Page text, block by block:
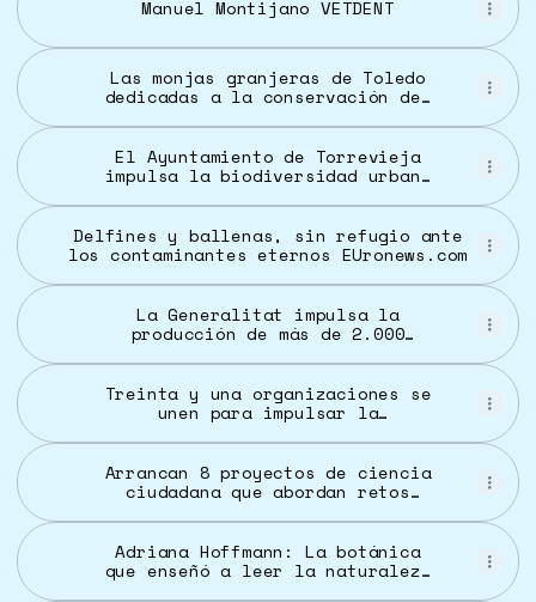
cualquier rincón de Alicante y
Manuel Montijano VETDENT
Las monjas granjeras de Toledo
dedicadas a la conservación del
gratificante” | España | EL PAÍS
El Ayuntamiento de Torrevieja
impulsa la biodiversidad urbana
nidales para vencejos y avión
común
Delfines y ballenas, sin refugio ante
los contaminantes eternos EUronews.com
La Generalitat impulsa la
producción de más de 2.000
supervivencia de una mariposa
vulnerable
Treinta y una organizaciones se
unen para impulsar la
España - EFEverde
Arrancan 8 proyectos de ciencia
ciudadana que abordan retos
Andalucía - Cibersur.com
Adriana Hoffmann: La botánica
que enseñó a leer la naturaleza